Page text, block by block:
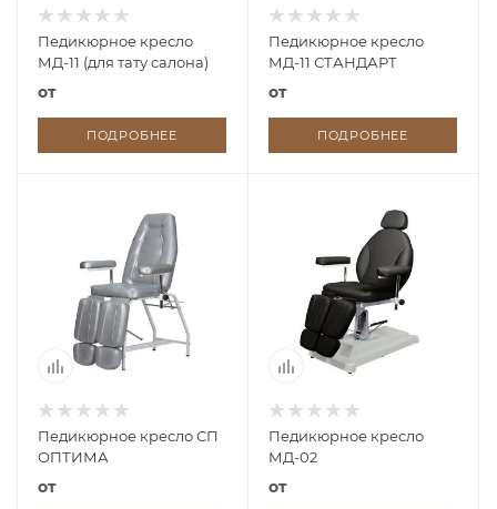
Педикюрное кресло
МД-11 (для тату салона)
от
ПОДРОБНЕЕ
Педикюрное кресло
МД-11 СТАНДАРТ
от
ПОДРОБНЕЕ
Педикюрное кресло СП
ОПТИМА
от
Педикюрное кресло
МД-02
от